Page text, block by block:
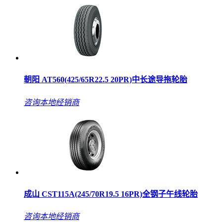
朝阳 AT560(425/65R22.5 20PR)中长途导拖轮胎
咨询本地经销商
成山 CST115A(245/70R19.5 16PR)全钢子午线轮胎
咨询本地经销商